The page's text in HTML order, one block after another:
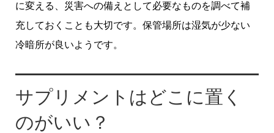
に変える、災害への備えとして必要なものを調べて補
充しておくことも大切です。保管場所は湿気が少ない
冷暗所が良いようです。
サプリメントはどこに置く
のがいい？